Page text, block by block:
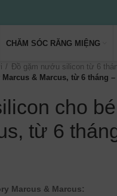
CHĂM SÓC RĂNG MIỆNG
Đồ gặm nướu silicon từ 6
& Marcus, từ 6 tháng –
cho
từ 6
Marcus & Marcus: